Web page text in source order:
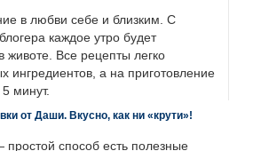
в любви себе и близким. С
каждое утро будет
животе. Все рецепты легко
ингредиентов, а на приготовление
минут.
от Даши. Вкусно, как ни «крути»!
способ есть полезные